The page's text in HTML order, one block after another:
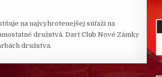
na najvyhrotenejšej súťaži na
družstvá. Dart Club Nové Zámky
družstva.